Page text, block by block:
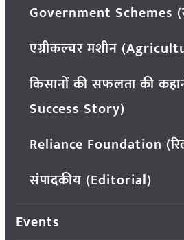
Government Schemes
एग्रीकल्चर मशीन
किसानों की सफलता की
Success Story)
Reliance Foundation
संपादकीय (Editorial)
Events